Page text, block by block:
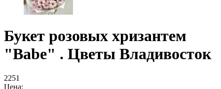
Букет розовых хризантем
"Babe" . Цветы Владивосток
2251
Цена: